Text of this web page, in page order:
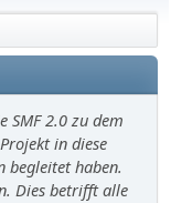
SMF 2.0 zu dem
in diese
begleitet haben.
Dies betrifft alle